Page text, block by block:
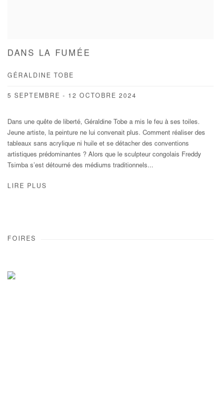
DANS LA FUMÉE
GÉRALDINE TOBE
5 SEPTEMBRE - 12 OCTOBRE 2024
Dans une quête de liberté, Géraldine Tobe a mis le feu à ses toiles.
Jeune artiste, la peinture ne lui convenait plus. Comment réaliser des
tableaux sans acrylique ni huile et se détacher des conventions
artistiques prédominantes ? Alors que le sculpteur congolais Freddy
Tsimba s’est détourné des médiums traditionnels...
LIRE PLUS
FOIRES